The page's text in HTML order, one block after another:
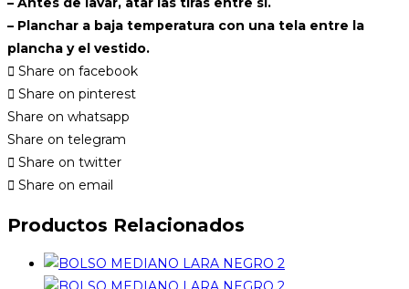
– Planchar a baja temperatura con una tela entre la
plancha y el vestido.
Share on facebook
Share on pinterest
Share on whatsapp
Share on telegram
Share on twitter
Share on email
Productos Relacionados